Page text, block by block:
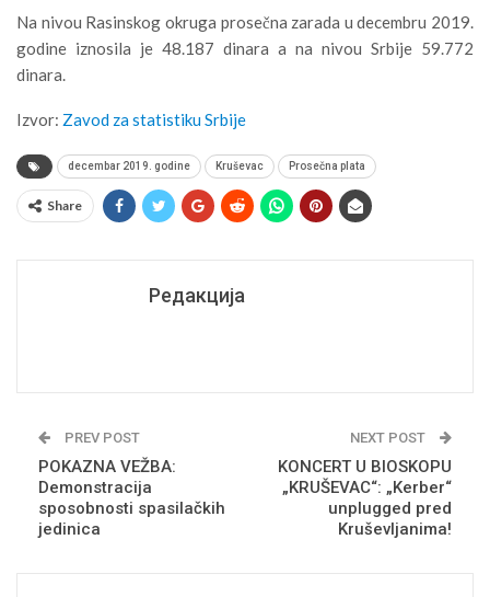
Na nivou Rasinskog okruga prosečna zarada u decembru 2019.
godine iznosila je 48.187 dinara a na nivou Srbije 59.772
dinara.
Izvor: Zavod za statistiku Srbije
decembar 2019. godine Kruševac Prosečna plata
Share
Редакција
PREV POST
POKAZNA VEŽBA:
Demonstracija
sposobnosti spasilačkih
jedinica
NEXT POST
KONCERT U BIOSKOPU
„KRUŠEVAC“: „Kerber“
unplugged pred
Kruševljanima!